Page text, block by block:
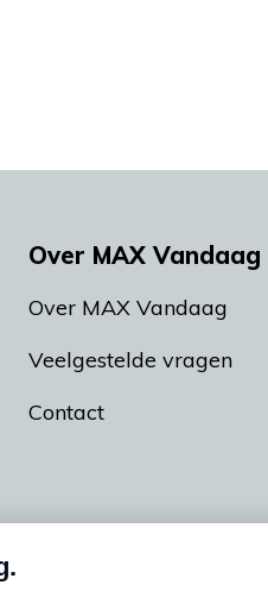
Over MAX Vandaag
Over MAX Vandaag
Veelgestelde vragen
Contact